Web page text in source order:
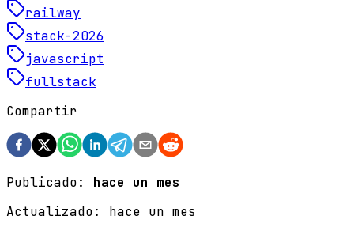
railway
stack-2026
javascript
fullstack
Compartir
Publicado:
hace un mes
Actualizado: hace un mes